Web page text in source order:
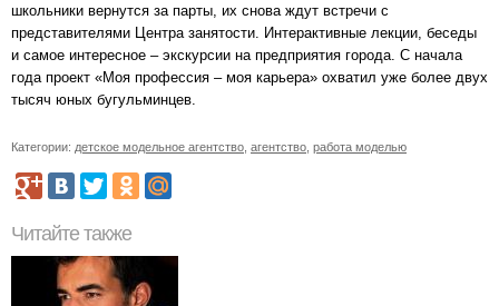
школьники вернутся за парты, их снова ждут встречи с
представителями Центра занятости. Интерактивные лекции, беседы
и самое интересное – экскурсии на предприятия города. С начала
года проект «Моя профессия – моя карьера» охватил уже более двух
тысяч юных бугульминцев.
Категории: детское модельное агентство агентство работа моделью
Читайте также